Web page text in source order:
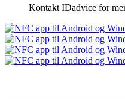
Kontakt IDadvice for